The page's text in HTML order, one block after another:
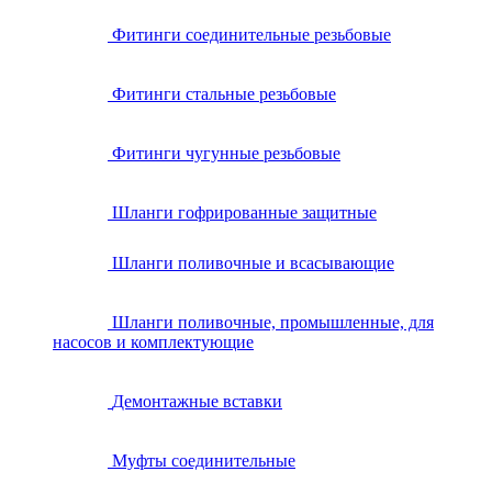
Фитинги соединительные резьбовые
Фитинги стальные резьбовые
Фитинги чугунные резьбовые
Шланги гофрированные защитные
Шланги поливочные и всасывающие
Шланги поливочные, промышленные, для
насосов и комплектующие
Демонтажные вставки
Муфты соединительные